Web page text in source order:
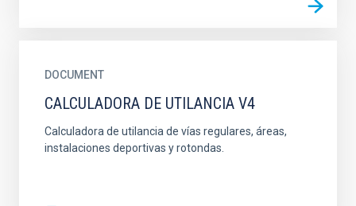
DOCUMENT
CALCULADORA DE UTILANCIA V4
Calculadora de utilancia de vías regulares, áreas,
instalaciones deportivas y rotondas.